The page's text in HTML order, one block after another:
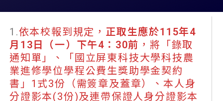
1.依本校報到規定， 正取生應於115年4
月13日（一）下午4：30前 ，將「錄取
通知單」、「國立屏東科技大學科技農
業進修學位學程公費生獎助學金契約
書」1式3份（需簽章及蓋章）、本人身
分證影本(3份)及連帶保證人身分證影本